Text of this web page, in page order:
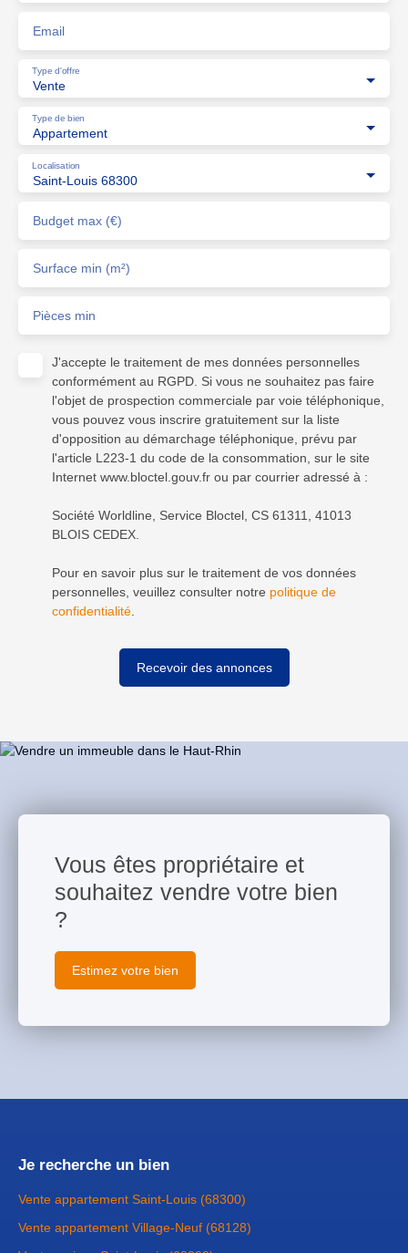
Email
Vente
Type d'offre
Appartement
Type de bien
Saint-Louis 68300
Localisation
Budget max (€)
Surface min (m²)
Pièces min
J'accepte le traitement de mes données personnelles
conformément au RGPD. Si vous ne souhaitez pas faire
l'objet de prospection commerciale par voie téléphonique,
vous pouvez vous inscrire gratuitement sur la liste
d'opposition au démarchage téléphonique, prévu par
l'article L223-1 du code de la consommation, sur le site
Internet www.bloctel.gouv.fr ou par courrier adressé à :
Société Worldline, Service Bloctel, CS 61311, 41013
BLOIS CEDEX.
Pour en savoir plus sur le traitement de vos données
personnelles, veuillez consulter notre politique de
confidentialité.
Recevoir des annonces
Vous êtes propriétaire et
souhaitez vendre votre bien
?
Estimez votre bien
Je recherche un bien
Vente appartement Saint-Louis (68300)
Vente appartement Village-Neuf (68128)